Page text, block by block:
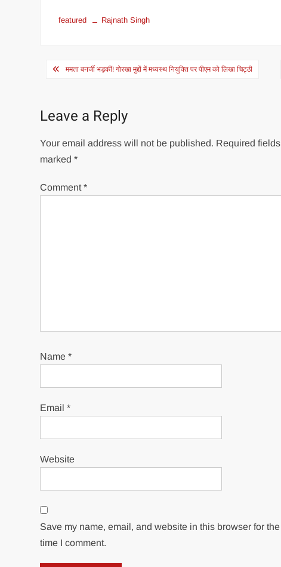
featured Rajnath Singh
Postममता बनर्जी भड़कीं! गोरखा मुद्दों में मध्यस्थ नियुक्ति पर पीएम को लिखा चिट्ठी
Leave a Reply
Your email address will not be published. Required
marked*
Comment*
Name*
Email*
Website
Save my name, email, and website in this browser for
time I comment.